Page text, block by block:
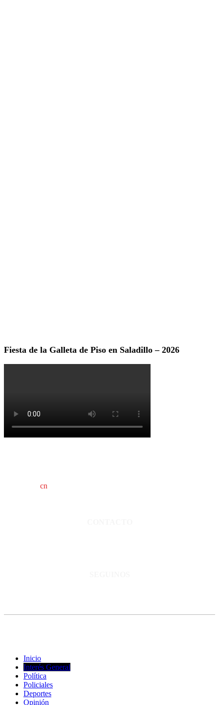
Fiesta de la Galleta de Piso en Saladillo – 2026
cn
Inicio
Interés General
Política
Policiales
Deportes
Opinión